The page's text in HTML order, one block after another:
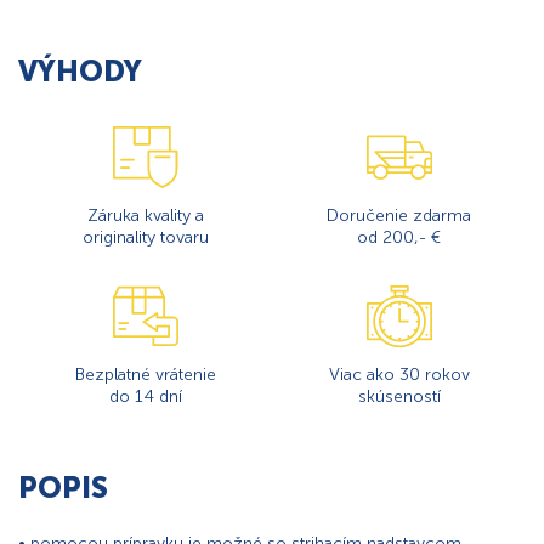
VÝHODY
Záruka kvality a
originality tovaru
Doručenie zdarma
od 200,- €
Bezplatné vrátenie
do 14 dní
Viac ako 30 rokov
skúseností
POPIS